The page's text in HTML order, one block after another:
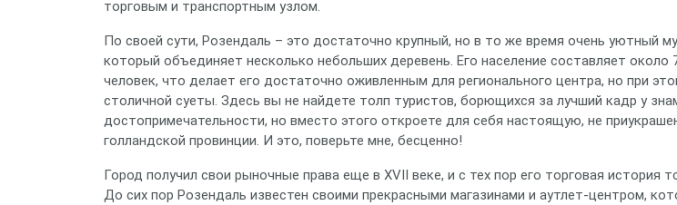
торговым и транспортным узлом.
По своей сути, Розендаль – это достаточно крупный, но в то же время очень уютный
который объединяет несколько небольших деревень. Его население составляет около
человек, что делает его достаточно оживленным для регионального центра, но при
столичной суеты. Здесь вы не найдете толп туристов, борющихся за лучший кадр у
достопримечательности, но вместо этого откроете для себя настоящую, не
голландской провинции. И это, поверьте мне, бесценно!
Город получил свои рыночные права еще в XVII веке, и с тех пор его торговая история
До сих пор Розендаль известен своими прекрасными магазинами и аутлет-центром,